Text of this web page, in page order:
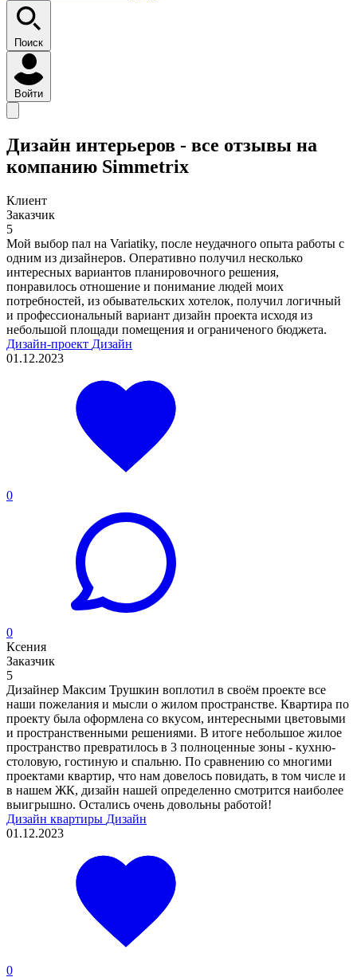
Поиск
Войти
Дизайн интерьеров - все отзывы на
компанию Simmetrix
Клиент
Заказчик
5
Мой выбор пал на Variatiky, после неудачного опыта работы с
одним из дизайнеров. Оперативно получил несколько
интересных вариантов планировочного решения,
понравилось отношение и понимание людей моих
потребностей, из обывательских хотелок, получил логичный
и профессиональный вариант дизайн проекта исходя из
небольшой площади помещения и ограниченого бюджета.
Дизайн-проект Дизайн
01.12.2023
0
0
Ксения
Заказчик
5
Дизайнер Максим Трушкин воплотил в своём проекте все
наши пожелания и мысли о жилом пространстве. Квартира по
проекту была оформлена со вкусом, интересными цветовыми
и пространственными решениями. В итоге небольшое жилое
пространство превратилось в 3 полноценные зоны - кухню-
столовую, гостиную и спальню. По сравнению со многими
проектами квартир, что нам довелось повидать, в том числе и
в нашем ЖК, дизайн нашей определенно смотрится наиболее
выигрышно. Остались очень довольны работой!
Дизайн квартиры Дизайн
01.12.2023
0